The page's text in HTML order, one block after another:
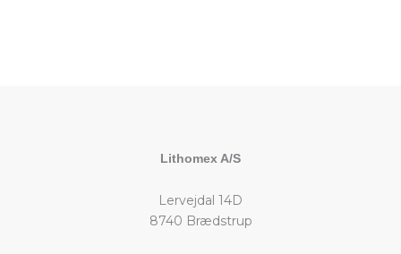
Lithomex A/S
Lervejdal 14D
8740 Brædstrup